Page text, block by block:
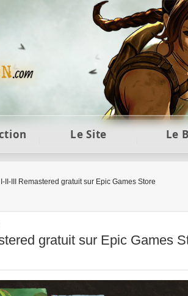
Tomb Raider : statues,
Le Site Le
II-III Remastered gratuit sur Epic Games Store
gratuit sur Epic Games